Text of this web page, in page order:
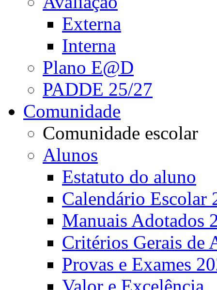
Externa
Interna
Plano E@D
PADDE 25/27
Comunidade
Comunidade escolar
Alunos
Estatuto do aluno
Calendário Escolar
Manuais Adotados
Critérios Gerais de
Provas e Exames